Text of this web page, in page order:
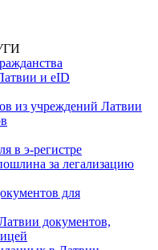
и eID
из учреждений Латвии
в э-регистре
за легализацию
для
документов,